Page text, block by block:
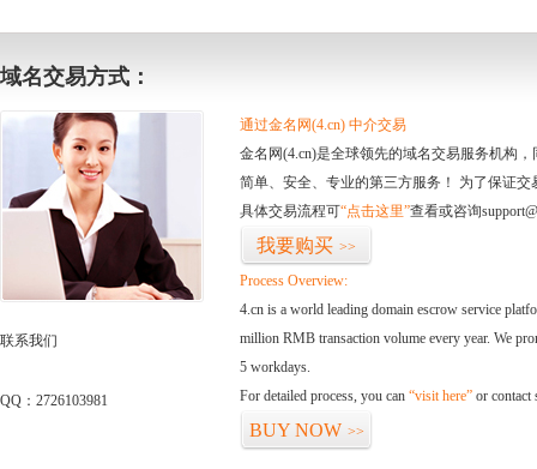
域名交易方式：
联系我们
QQ：2726103981
通过金名网(4.cn) 中介交易
金名网(4.cn)是全球领先的域名交易服务机构
简单、安全、专业的第三方服务！ 为了保证
具体交易流程可“点击这里”查看或咨询
我要购买 >>
Process Overview:
4.cn is a world leading domain escrow service
million RMB transaction volume every year. We
5 workdays.
For detailed process, you can “visit here” or contact
BUY NOW >>